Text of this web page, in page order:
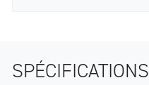
SPÉCIFICATIONS